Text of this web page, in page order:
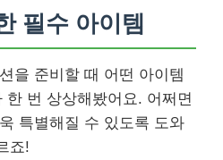
필수 아이템
을 준비할 때 어떤 아이템
한 번 상상해봤어요. 어쩌면
특별해질 수 있도록 도와
죠!